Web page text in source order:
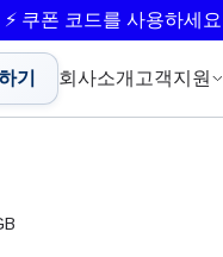
⚡ 쿠폰 코드를 사용하세요
기 회사소개 고객지원